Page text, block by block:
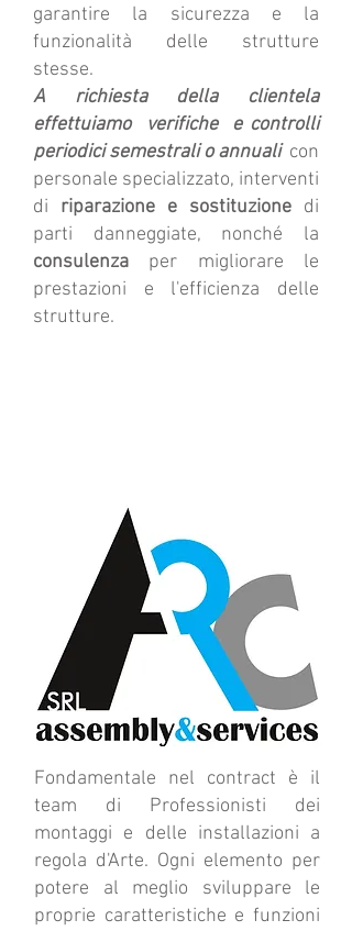
garantire la sicurezza e la
funzionalità delle strutture
stesse.
A richiesta della clientela
effettuiamo verifiche e controlli
periodici semestrali o annuali con
personale specializzato, interventi
di riparazione e sostituzione di
parti danneggiate, nonché la
consulenza per migliorare le
prestazioni e l'efficienza delle
strutture.
Fondamentale nel contract è il
team di Professionisti dei
montaggi e delle installazioni a
regola d'Arte. Ogni elemento per
potere al meglio sviluppare le
proprie caratteristiche e funzioni